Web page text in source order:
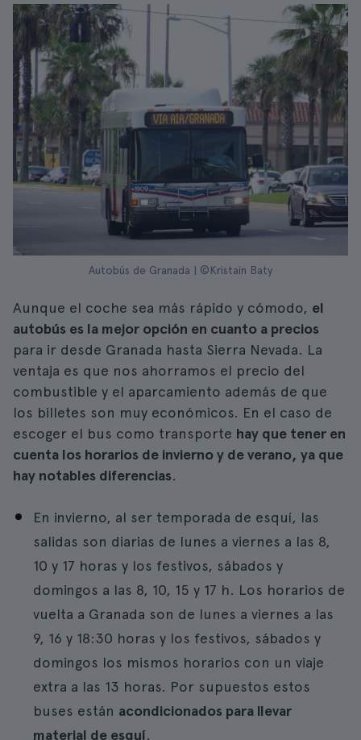
Autobús de Granada | ©Kristain Baty
Aunque el coche sea más rápido y cómodo, el
autobús es la mejor opción en cuanto a precios
para ir desde Granada hasta Sierra Nevada. La
ventaja es que nos ahorramos el precio del
combustible y el aparcamiento además de que
los billetes son muy económicos. En el caso de
escoger el bus como transporte hay que tener en
cuenta los horarios de invierno y de verano, ya que
hay notables diferencias.
En invierno, al ser temporada de esquí, las
salidas son diarias de lunes a viernes a las 8,
10 y 17 horas y los festivos, sábados y
domingos a las 8, 10, 15 y 17 h. Los horarios de
vuelta a Granada son de lunes a viernes a las
9, 16 y 18:30 horas y los festivos, sábados y
domingos los mismos horarios con un viaje
extra a las 13 horas. Por supuestos estos
buses están acondicionados para llevar
material de esquí.